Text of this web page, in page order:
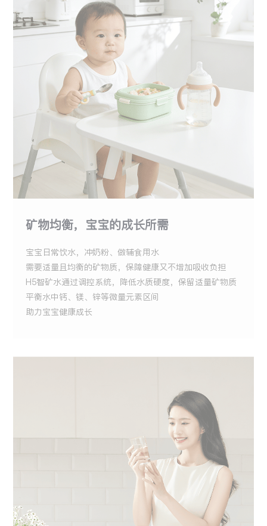
矿物均衡，宝宝的成长所需
宝宝日常饮水，冲奶粉、做辅食用水
需要适量且均衡的矿物质，保障健康又不增加吸收负担
H5智矿水通过调控系统，降低水质硬度，保留适量矿物质
平衡水中钙、镁、锌等微量元素区间
助力宝宝健康成长